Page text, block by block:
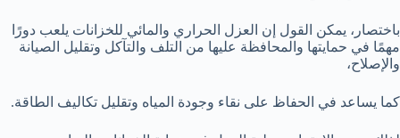
باختصار، يمكن القول إن العزل الحراري والمائي للخزانات يلعب دورًا
مهمًا في حمايتها والمحافظة عليها من التلف والتآكل وتقليل الصيانة
والإصلاح،
كما يساعد في الحفاظ على نقاء وجودة المياه وتقليل تكاليف الطاقة.